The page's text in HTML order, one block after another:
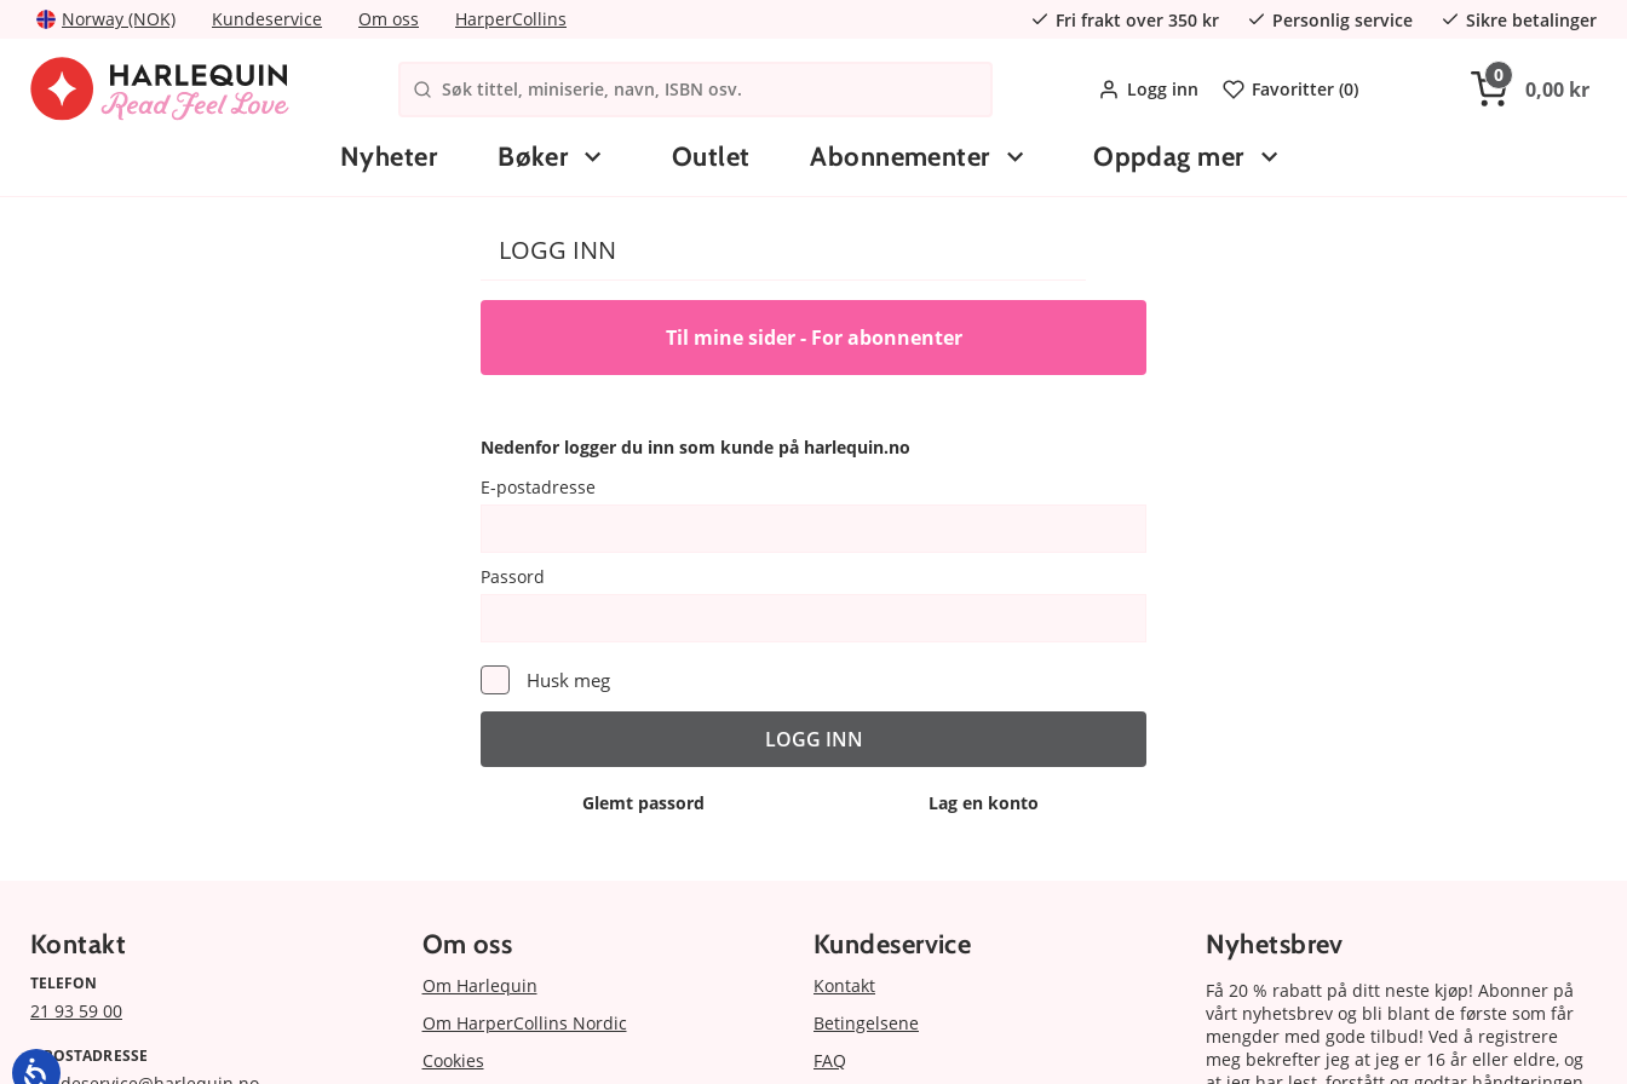
Norway (NOK) Kundeservice Om oss HarperCollins Fri frakt over 350 kr Personlig service Sikre betalinger
Logg inn Favoritter (0)
0
0,00 kr
Nyheter Bøker Outlet Abonnementer Oppdag mer
LOGG INN
Til mine sider - For abonnenter
Nedenfor logger du inn som kunde på harlequin.no
E-postadresse
Passord
Husk meg
Glemt passord Lag en konto
Kontakt
TELEFON
21 93 59 00
E-POSTADRESSE
Om oss
Om Harlequin
Om HarperCollins Nordic
Cookies
Kundeservice
Kontakt
Betingelsene
FAQ
Nyhetsbrev
Få 20 % rabatt på ditt neste kjøp! Abonner på
vårt nyhetsbrev og bli blant de første som får
mengder med gode tilbud! Ved å registrere
meg bekrefter jeg at jeg er 16 år eller eldre, og